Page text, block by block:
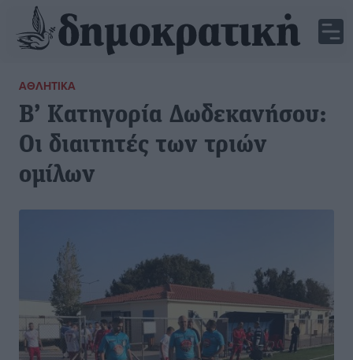
ΑΘΛΗΤΙΚΆ
Β’ Κατηγορία Δωδεκανήσου:
Οι διαιτητές των τριών
ομίλων